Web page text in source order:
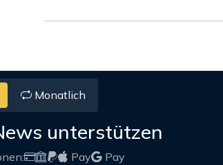
Monatlich
unterstützen
Pay
Pay